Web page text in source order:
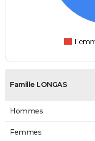
Famille LONGAS
Hommes
Femmes